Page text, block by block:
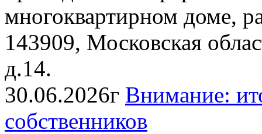
многоквартирном доме,
143909, Московская
д.14.
30.06.2026г Внимание:
собственников